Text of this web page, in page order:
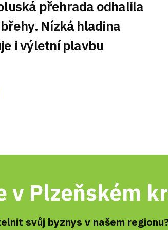
přehrada odhalila
Nízká hladina
i výletní plavbu
v Plzeňském
svůj byznys v našem